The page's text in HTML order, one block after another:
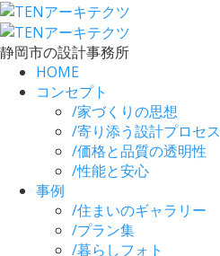
静岡市の設計事務所
HOME
コンセプト
/家づくりの思想
/寄り添う設計プロセス
/価格と品質の透明性
/性能と安心
事例
/住まいのギャラリー
/プラン集
/暮らしフォト